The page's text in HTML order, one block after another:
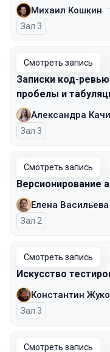
Михаил Кошкин
Зал 3
Смотреть запись
Записки код-
пробелы и
Александра
Зал 3
Смотреть запись
Версионирование
Елена Васильева
Зал 2
Смотреть запись
Искусство
Константин
Зал 3
Смотреть запись